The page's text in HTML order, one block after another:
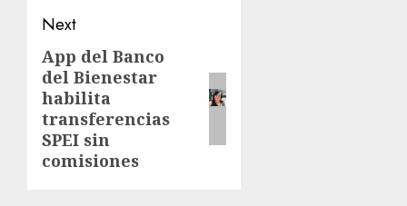
Next
App del Banco
del Bienestar
habilita
transferencias
SPEI sin
comisiones